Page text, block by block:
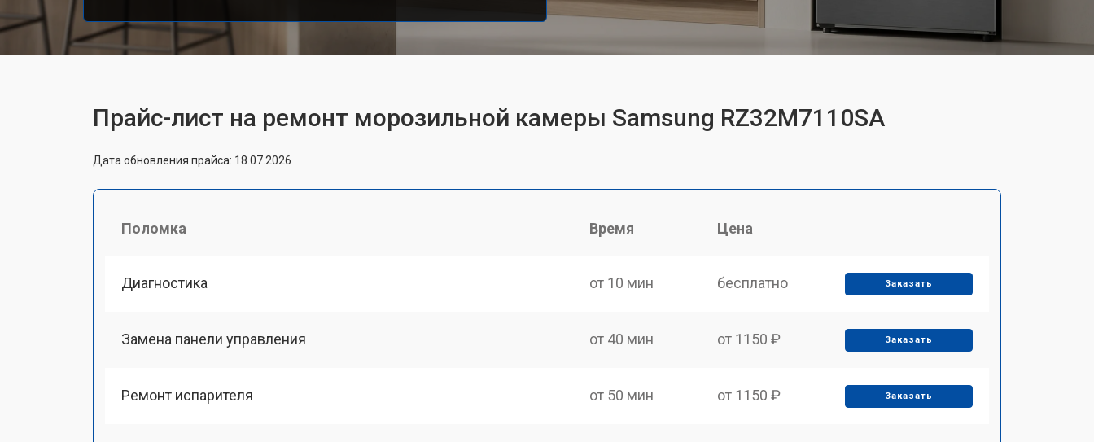
Прайс-лист на ремонт морозильной камеры Samsung RZ32M7110SA
Дата обновления прайса: 18.07.2026
Поломка Время Цена
Диагностика от 10 мин бесплатно Заказать
Замена панели управления от 40 мин от 1150 ₽ Заказать
Ремонт испарителя от 50 мин от 1150 ₽ Заказать